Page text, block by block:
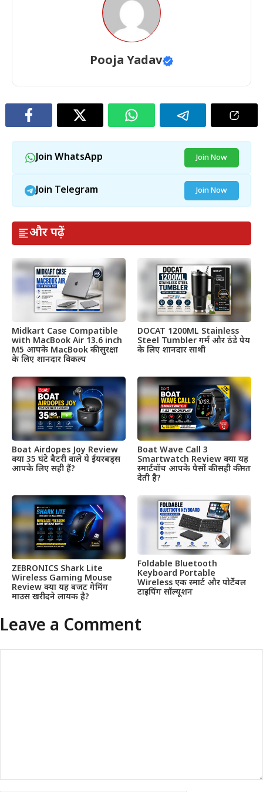
Pooja Yadav
Join WhatsApp Join Now
Join Telegram Join Now
और पढ़ें
Midkart Case Compatible
with MacBook Air 13.6 inch
M5 आपके MacBook की सुरक्षा
के लिए शानदार विकल्प
DOCAT 1200ML Stainless
Steel Tumbler गर्म और ठंडे पेय
के लिए शानदार साथी
Boat Airdopes Joy Review
क्या 35 घंटे बैटरी वाले ये ईयरबड्स
आपके लिए सही हैं?
Boat Wave Call 3
Smartwatch Review क्या यह
स्मार्टवॉच आपके पैसों की सही कीमत
देती है?
ZEBRONICS Shark Lite
Wireless Gaming Mouse
Review क्या यह बजट गेमिंग
माउस खरीदने लायक है?
Foldable Bluetooth
Keyboard Portable
Wireless एक स्मार्ट और पोर्टेबल
टाइपिंग सॉल्यूशन
Leave a Comment